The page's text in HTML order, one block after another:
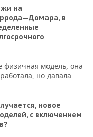
на
в
физичная модель, она
но давала
новое
с включением